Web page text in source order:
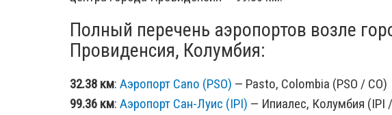
Полный перечень аэропортов возле
Провиденсия, Колумбия:
32.38 км: Аэропорт Cano (PSO) — Pasto, Colombia (PSO / CO)
99.36 км: Аэропорт Сан-Луис (IPI) — Ипиалес, Колумбия (IPI